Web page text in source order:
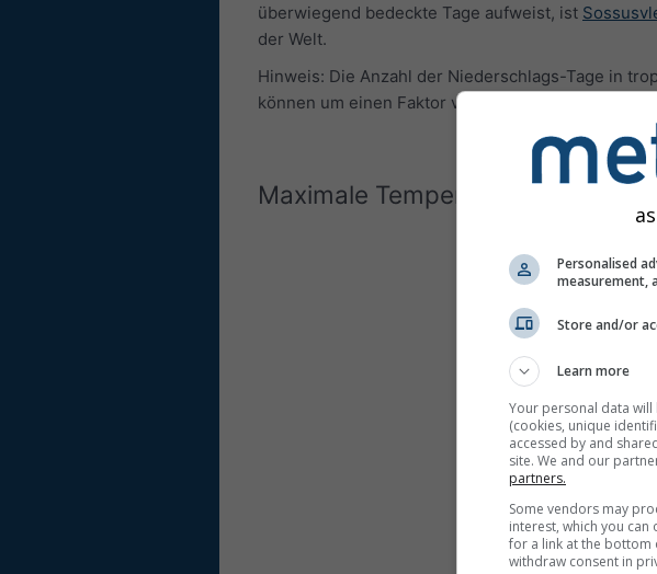
überwiegend bedeckte Tage aufweist, ist
der Welt.
Hinweis: Die Anzahl der Niederschlags-Tage in
können um einen Faktor von bis zu 2 überschätzt
Maximale Temperaturen
Personalised
measurement,
Store and/or
Learn more
Your personal data
(cookies, unique
accessed by and
site. We and our
partners.
Some vendors may
interest, which you
for a link at the bottom
withdraw consent in